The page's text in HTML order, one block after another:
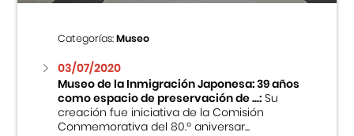
Categorías:Museo
03/07/2020
Museo de la Inmigración Japonesa: 39 años
como espacio de preservación de ...:Su
creación fue iniciativa de la Comisión
Conmemorativa del 80.º aniversar...